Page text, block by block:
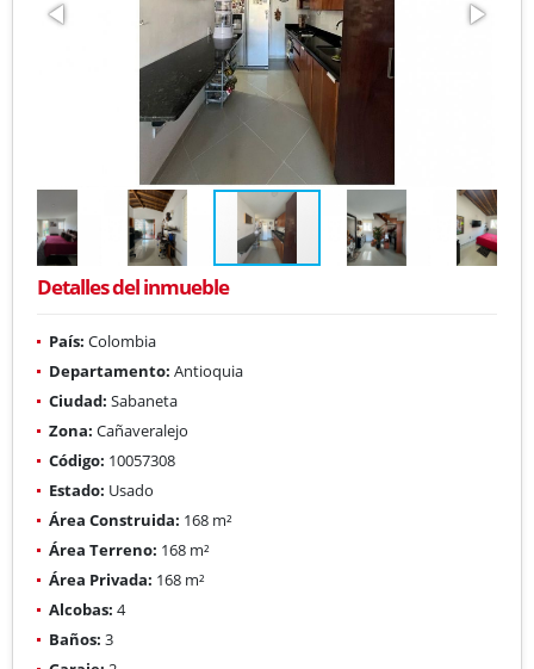
Detalles del inmueble
País: Colombia
Departamento: Antioquia
Ciudad: Sabaneta
Zona: Cañaveralejo
Código: 10057308
Estado: Usado
Área Construida: 168 m²
Área Terreno: 168 m²
Área Privada: 168 m²
Alcobas: 4
Baños: 3